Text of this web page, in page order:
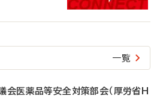
一覧
医薬品等安全対策部会（厚労省H